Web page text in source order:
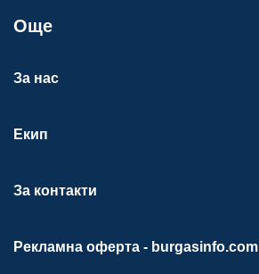
Още
За нас
Екип
За контакти
Рекламна оферта - burgasinfo.com